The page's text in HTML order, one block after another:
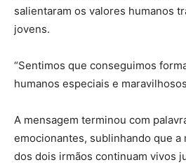
salientaram os valores humanos
jovens.
“Sentimos que conseguimos
humanos especiais e
A mensagem terminou com
emocionantes, sublinhando que a
dos dois irmãos continuam vivos